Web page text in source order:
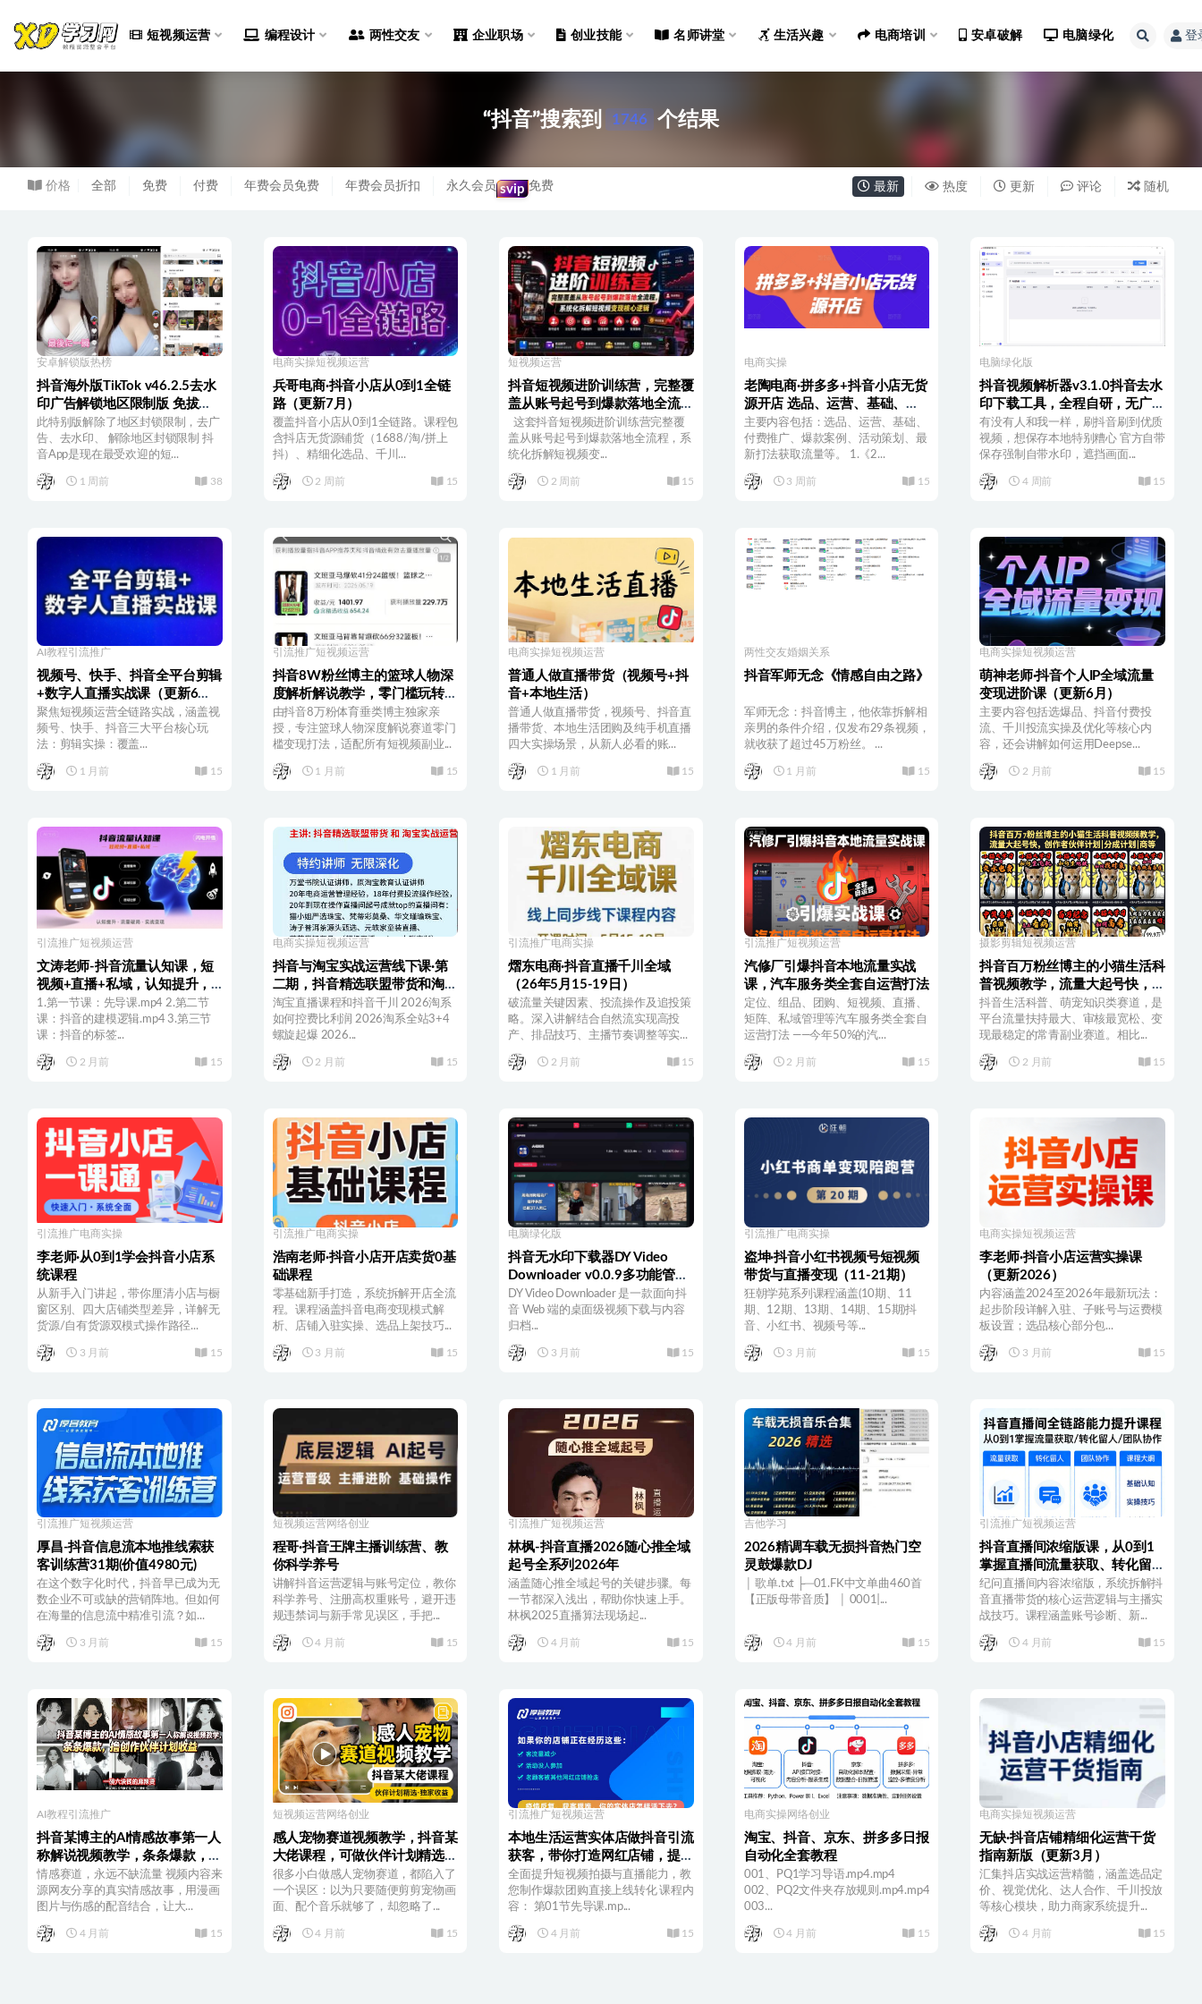
短视频运营 编程设计 两性交友 企业职场 创业技能 名师讲堂 生活兴趣 电商培训 安卓破解 电脑绿化 登
“抖音”搜索到 1746 个结果
价格 全部 免费 付费 年费会员免费 年费会员折扣 永久会员 svip 免费 最新 热度 更新 评论 随机
安卓解锁版热榜
抖音海外版TikTok v46.2.5去水
印广告解锁地区限制版 免拔卡
无锁区
此特别版解除了地区封锁限制，去广
告、去水印、 解除地区封锁限制 抖
音App是现在最受欢迎的短...
1 周前 38
电商实操短视频运营
兵哥电商·抖音小店从0到1全链
路（更新7月）
覆盖抖音小店从0到1全链路。课程包
含抖店无货源铺货（1688/淘/拼上
抖）、精细化选品、千川...
2 周前 15
短视频运营
抖音短视频进阶训练营，完整覆
盖从账号起号到爆款落地全流
程，系统化拆解短视频变现核心
逻辑
这套抖音短视频进阶训练营完整覆
盖从账号起号到爆款落地全流程，系
统化拆解短视频变...
2 周前 15
电商实操
老陶电商·拼多多+抖音小店无货
源开店 选品、运营、基础、付
费推广、爆款案例等
主要内容包括：选品、运营、基础、
付费推广、爆款案例、活动策划、最
新打法获取流量等。 1.《2...
3 周前 15
电脑绿化版
抖音视频解析器v3.1.0抖音去水
印下载工具，全程自研，无广
告、不收费
有没有人和我一样，刷抖音刷到优质
视频，想保存本地特别糟心 官方自带
保存强制自带水印，遮挡画面...
4 周前 15
AI教程引流推广
视频号、快手、抖音全平台剪辑
+数字人直播实战课（更新6
月）​
聚焦短视频运营全链路实战，涵盖​​视
频号、快手、抖音​​三大平台核心玩
法：剪辑实操​​：覆盖...
1 月前 15
引流推广短视频运营
抖音8W粉丝博主的篮球人物深
度解析解说教学，零门槛玩转伙
伴计划与精选独家，单日稳定收
益1k+
由抖音8万粉体育垂类博主独家亲
授，专注篮球人物深度解说赛道零门
槛变现打法，适配所有短视频副业...
1 月前 15
电商实操短视频运营
普通人做直播带货（视频号+抖
音+本地生活）
普通人做直播带货，视频号、抖音直
播带货、本地生活团购及纯手机直播
四大实操场景，从新人必看的账...
1 月前 15
两性交友婚姻关系
抖音军师无念《情感自由之路》
军师无念：抖音博主，他依靠拆解相
亲男的条件介绍，仅发布29条视频，
就收获了超过45万粉丝。 ...
1 月前 15
电商实操短视频运营
萌神老师·抖音个人IP全域流量
变现进阶课（更新6月）
主要内容包括选爆品、抖音付费投
流、千川投流实操及优化等核心内
容，还会讲解如何运用Deepse...
2 月前 15
引流推广短视频运营
文涛老师-抖音流量认知课，短
视频+直播+私域，认知提升，
闪电开悟
1.第一节课：先导课.mp4 2.第二节
课：抖音的建模逻辑.mp4 3.第三节
课：抖音的标签...
2 月前 15
电商实操短视频运营
抖音与淘宝实战运营线下课·第
二期，抖音精选联盟带货和淘宝
实战运营
淘宝直播课程和抖音千川 2026淘系
如何控费比利润 2026淘系全站3+4
螺旋起爆 2026...
2 月前 15
引流推广电商实操
熠东电商·抖音直播千川全域
（26年5月15-19日）
破流量关键因素、投流操作及追投策
略。深入讲解结合自然流实现高投
产、排品技巧、主播节奏调整等实...
2 月前 15
引流推广短视频运营
汽修厂引爆抖音本地流量实战
课，汽车服务类全套自运营打法
定位、组品、团购、短视频、直播、
矩阵、私域管理等汽车服务类全套自
运营打法 ——今年50%的汽...
2 月前 15
摄影剪辑短视频运营
抖音百万粉丝博主的小猫生活科
普视频教学，流量大起号快，创
作者伙伴计划|分成计划|商单|收
徒等
抖音生活科普、萌宠知识类赛道，是
平台流量扶持最大、审核最宽松、变
现最稳定的常青副业赛道。相比...
2 月前 15
引流推广电商实操
李老师·从0到1学会抖音小店系
统课程
从新手入门讲起，带你厘清小店与橱
窗区别、四大店铺类型差异，详解无
货源/自有货源双模式操作路径...
3 月前 15
引流推广电商实操
浩南老师·抖音小店开店卖货0基
础课程
零基础新手打造，系统拆解开店全流
程。课程涵盖抖音电商变现模式解
析、店铺入驻实操、选品上架技巧...
3 月前 15
电脑绿化版
抖音无水印下载器DY Video
Downloader v0.0.9多功能管理
器
DY Video Downloader 是一款面向抖
音 Web 端的桌面级视频下载与内容
归档...
3 月前 15
引流推广电商实操
盗坤·抖音小红书视频号短视频
带货与直播变现（11-21期）
狂朝学苑系列课程涵盖(10期、11
期、12期、13期、14期、15期)抖
音、小红书、视频号等...
3 月前 15
电商实操短视频运营
李老师·抖音小店运营实操课
（更新2026）
内容涵盖2024至2026年最新玩法：
起步阶段详解入驻、子账号与运费模
板设置；选品核心部分包...
3 月前 15
引流推广短视频运营
厚昌-抖音信息流本地推线索获
客训练营31期(价值4980元)
在这个数字化时代，抖音早已成为无
数企业不可或缺的营销阵地。但如何
在海量的信息流中精准引流？如...
3 月前 15
短视频运营网络创业
程哥·抖音王牌主播训练营、教
你科学养号
讲解抖音运营逻辑与账号定位，教你
科学养号、注册高权重账号，避开违
规违禁词与新手常见误区，手把...
4 月前 15
引流推广短视频运营
林枫-抖音直播2026随心推全域
起号全系列2026年
涵盖随心推全域起号的关键步骤。每
一节都深入浅出，帮助你快速上手。
林枫2025直播算法现场起...
4 月前 15
吉他学习
2026精调车载无损抖音热门空
灵鼓爆款DJ
│ 歌单.txt ├─01.FK中文单曲460首
【正版母带音质】 │ 0001 ̵...
4 月前 15
引流推广短视频运营
抖音直播间浓缩版课，从0到1
掌握直播间流量获取、转化留
人、团队协作的全链路能力
纪问直播间内容浓缩版，系统拆解抖
音直播带货的核心运营逻辑与主播实
战技巧。课程涵盖账号诊断、新...
4 月前 15
AI教程引流推广
抖音某博主的AI情感故事第一人
称解说视频教学，条条爆款，撸
创作伙伴计划收益
情感赛道，永远不缺流量 视频内容来
源网友分享的真实情感故事，用漫画
图片与伤感的配音结合，让大...
4 月前 15
短视频运营网络创业
感人宠物赛道视频教学，抖音某
大佬课程，可做伙伴计划精选独
家收益
很多小白做感人宠物赛道，都陷入了
一个误区：以为只要随便剪剪宠物画
面、配个音乐就够了，却忽略了...
4 月前 15
引流推广短视频运营
本地生活运营实体店做抖音引流
获客，带你打造网红店铺，提升
曝光，打造爆款
全面提升短视频拍摄与直播能力，教
您制作爆款团购直接上线转化 课程内
容： 第01节先导课.mp...
4 月前 15
电商实操 网络创业
淘宝、抖音、京东、拼多多日报
自动化全套教程
001、PQ1学习导语.mp4.mp4
002、PQ2文件夹存放规则.mp4.mp4
003...
4 月前 15
电商实操短视频运营
无缺·抖音店铺精细化运营干货
指南新版（更新3月）
汇集抖店实战运营精髓，涵盖选品定
价、视觉优化、达人合作、千川投放
等核心模块，助力商家系统提升...
4 月前 15